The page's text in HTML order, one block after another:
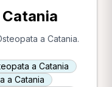
a Catania.
a Catania
a Catania